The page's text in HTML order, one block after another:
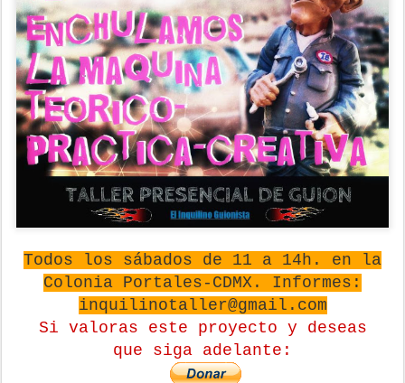
Todos los sábados de 11 a 14h. en la
Colonia Portales-CDMX. Informes:
inquilinotaller@gmail.com
Si valoras este proyecto y deseas
que siga adelante: